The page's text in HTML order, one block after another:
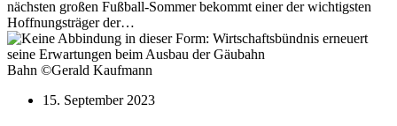
nächsten großen Fußball-Sommer bekommt einer der wichtigsten
Hoffnungsträger der…
Bahn ©Gerald Kaufmann
15. September 2023